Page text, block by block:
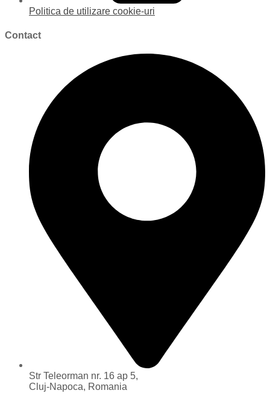
Politica de utilizare cookie-uri
Contact
Str Teleorman nr. 16 ap 5,
Cluj-Napoca, Romania